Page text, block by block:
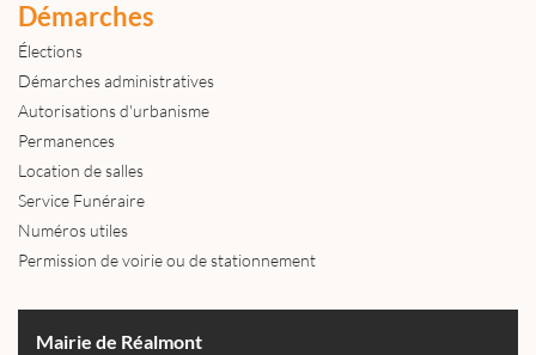
Démarches
Élections
Démarches administratives
Autorisations d'urbanisme
Permanences
Location de salles
Service Funéraire
Numéros utiles
Permission de voirie ou de stationnement
Mairie de Réalmont